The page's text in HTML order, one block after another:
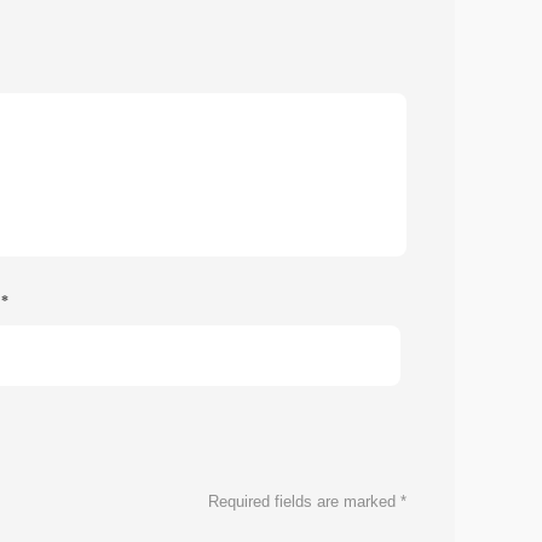
*
Required fields are marked *